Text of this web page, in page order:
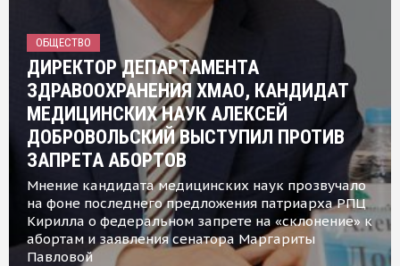
ОБЩЕСТВО
ДИРЕКТОР ДЕПАРТАМЕНТА
ЗДРАВООХРАНЕНИЯ ХМАО, КАНДИДАТ
МЕДИЦИНСКИХ НАУК АЛЕКСЕЙ
ДОБРОВОЛЬСКИЙ ВЫСТУПИЛ ПРОТИВ
ЗАПРЕТА АБОРТОВ
Мнение кандидата медицинских наук прозвучало
на фоне последнего предложения патриарха РПЦ
Кирилла о федеральном запрете на «склонение» к
абортам и заявления сенатора Маргариты
Павловой